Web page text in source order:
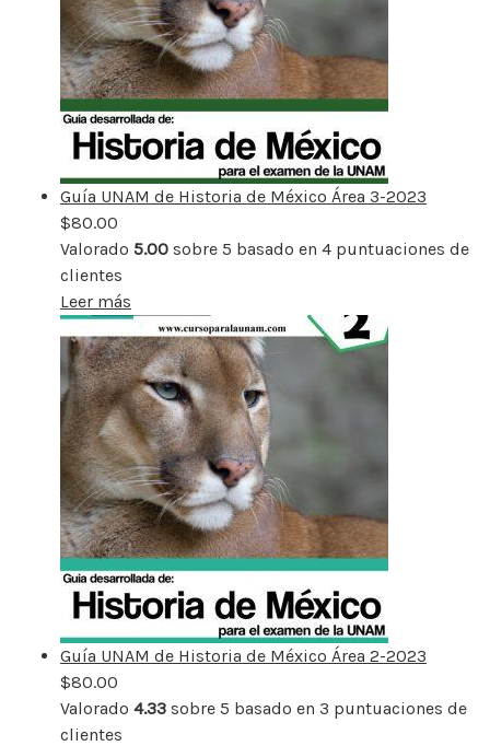
Guía UNAM de Historia de México Área 3-2023
$80.00
Valorado 5.00 sobre 5 basado en 4 puntuaciones de
clientes
Leer más
Guía UNAM de Historia de México Área 2-2023
$80.00
Valorado 4.33 sobre 5 basado en 3 puntuaciones de
clientes